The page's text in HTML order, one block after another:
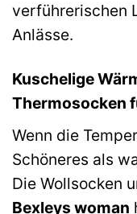
verführerischen
Anlässe.
Kuschelige
Thermosocken
Wenn die
Schöneres als
Die Wollsocken
Bexleys woman